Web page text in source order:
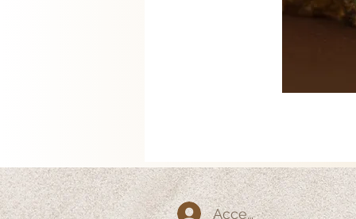
Accedi